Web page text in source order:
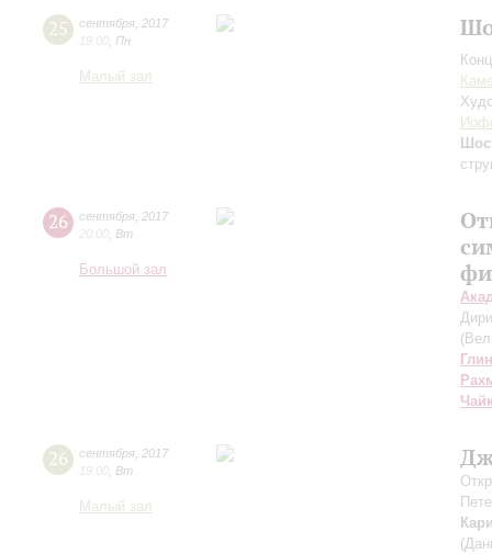
25 сентября 2017
19:00 Пн
Малый зал
26 сентября 2017
20:00 Вт
Большой зал
26 сентября 2017
19:00 Вт
Малый зал